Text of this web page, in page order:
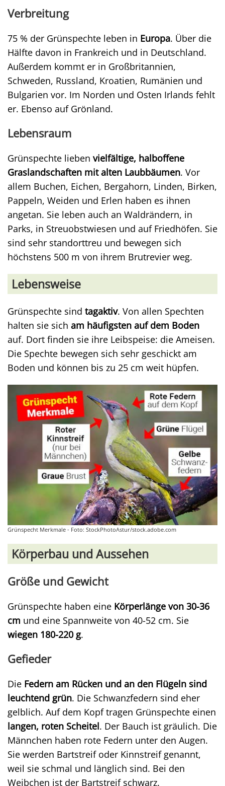
Verbreitung
75 % der Grünspechte leben in Europa. Über die
Hälfte davon in Frankreich und in Deutschland.
Außerdem kommt er in Großbritannien,
Schweden, Russland, Kroatien, Rumänien und
Bulgarien vor. Im Norden und Osten Irlands fehlt
er. Ebenso auf Grönland.
Lebensraum
Grünspechte lieben vielfältige, halboffene
Graslandschaften mit alten Laubbäumen. Vor
allem Buchen, Eichen, Bergahorn, Linden, Birken,
Pappeln, Weiden und Erlen haben es ihnen
angetan. Sie leben auch an Waldrändern, in
Parks, in Streuobstwiesen und auf Friedhöfen. Sie
sind sehr standorttreu und bewegen sich
höchstens 500 m von ihrem Brutrevier weg.
Lebensweise
Grünspechte sind tagaktiv. Von allen Spechten
halten sie sich am häufigsten auf dem Boden
auf. Dort finden sie ihre Leibspeise: die Ameisen.
Die Spechte bewegen sich sehr geschickt am
Boden und können bis zu 25 cm weit hüpfen.
Grünspecht Merkmale - Foto: StockPhotoAstur/stock.adobe.com
Körperbau und Aussehen
Größe und Gewicht
Grünspechte haben eine Körperlänge von 30-36
cm und eine Spannweite von 40-52 cm. Sie
wiegen 180-220 g.
Gefieder
Die Federn am Rücken und an den Flügeln sind
leuchtend grün. Die Schwanzfedern sind eher
gelblich. Auf dem Kopf tragen Grünspechte einen
langen, roten Scheitel. Der Bauch ist gräulich. Die
Männchen haben rote Federn unter den Augen.
Sie werden Bartstreif oder Kinnstreif genannt,
weil sie schmal und länglich sind. Bei den
Weibchen ist der Bartstreif schwarz.